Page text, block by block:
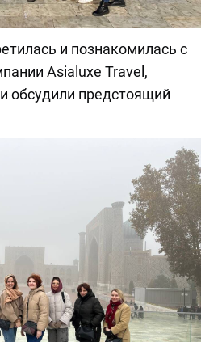
и познакомилась с
Asialuxe Travel,
обсудили предстоящий